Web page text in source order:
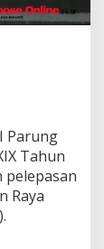
Parung
Tahun
pelepasan
Raya